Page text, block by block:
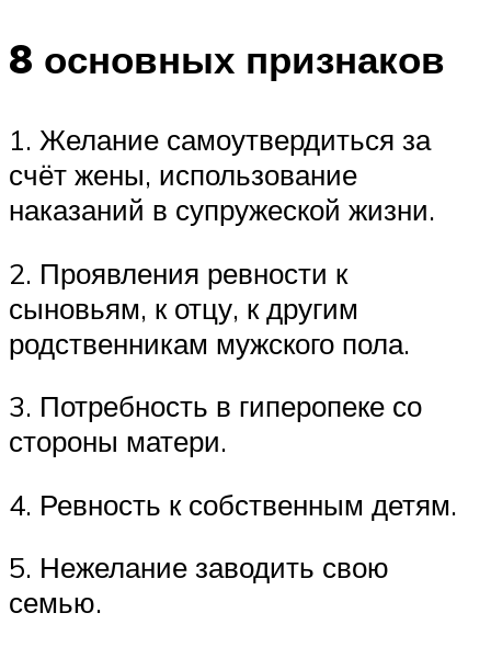
8 основных признаков
1. Желание самоутвердиться за
счёт жены, использование
наказаний в супружеской жизни.
2. Проявления ревности к
сыновьям, к отцу, к другим
родственникам мужского пола.
3. Потребность в гиперопеке со
стороны матери.
4. Ревность к собственным детям.
5. Нежелание заводить свою
семью.